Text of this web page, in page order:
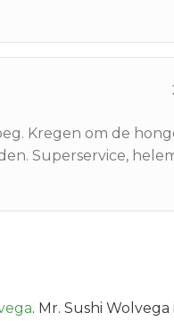
Kregen om de
Superservice,
. Mr. Sushi